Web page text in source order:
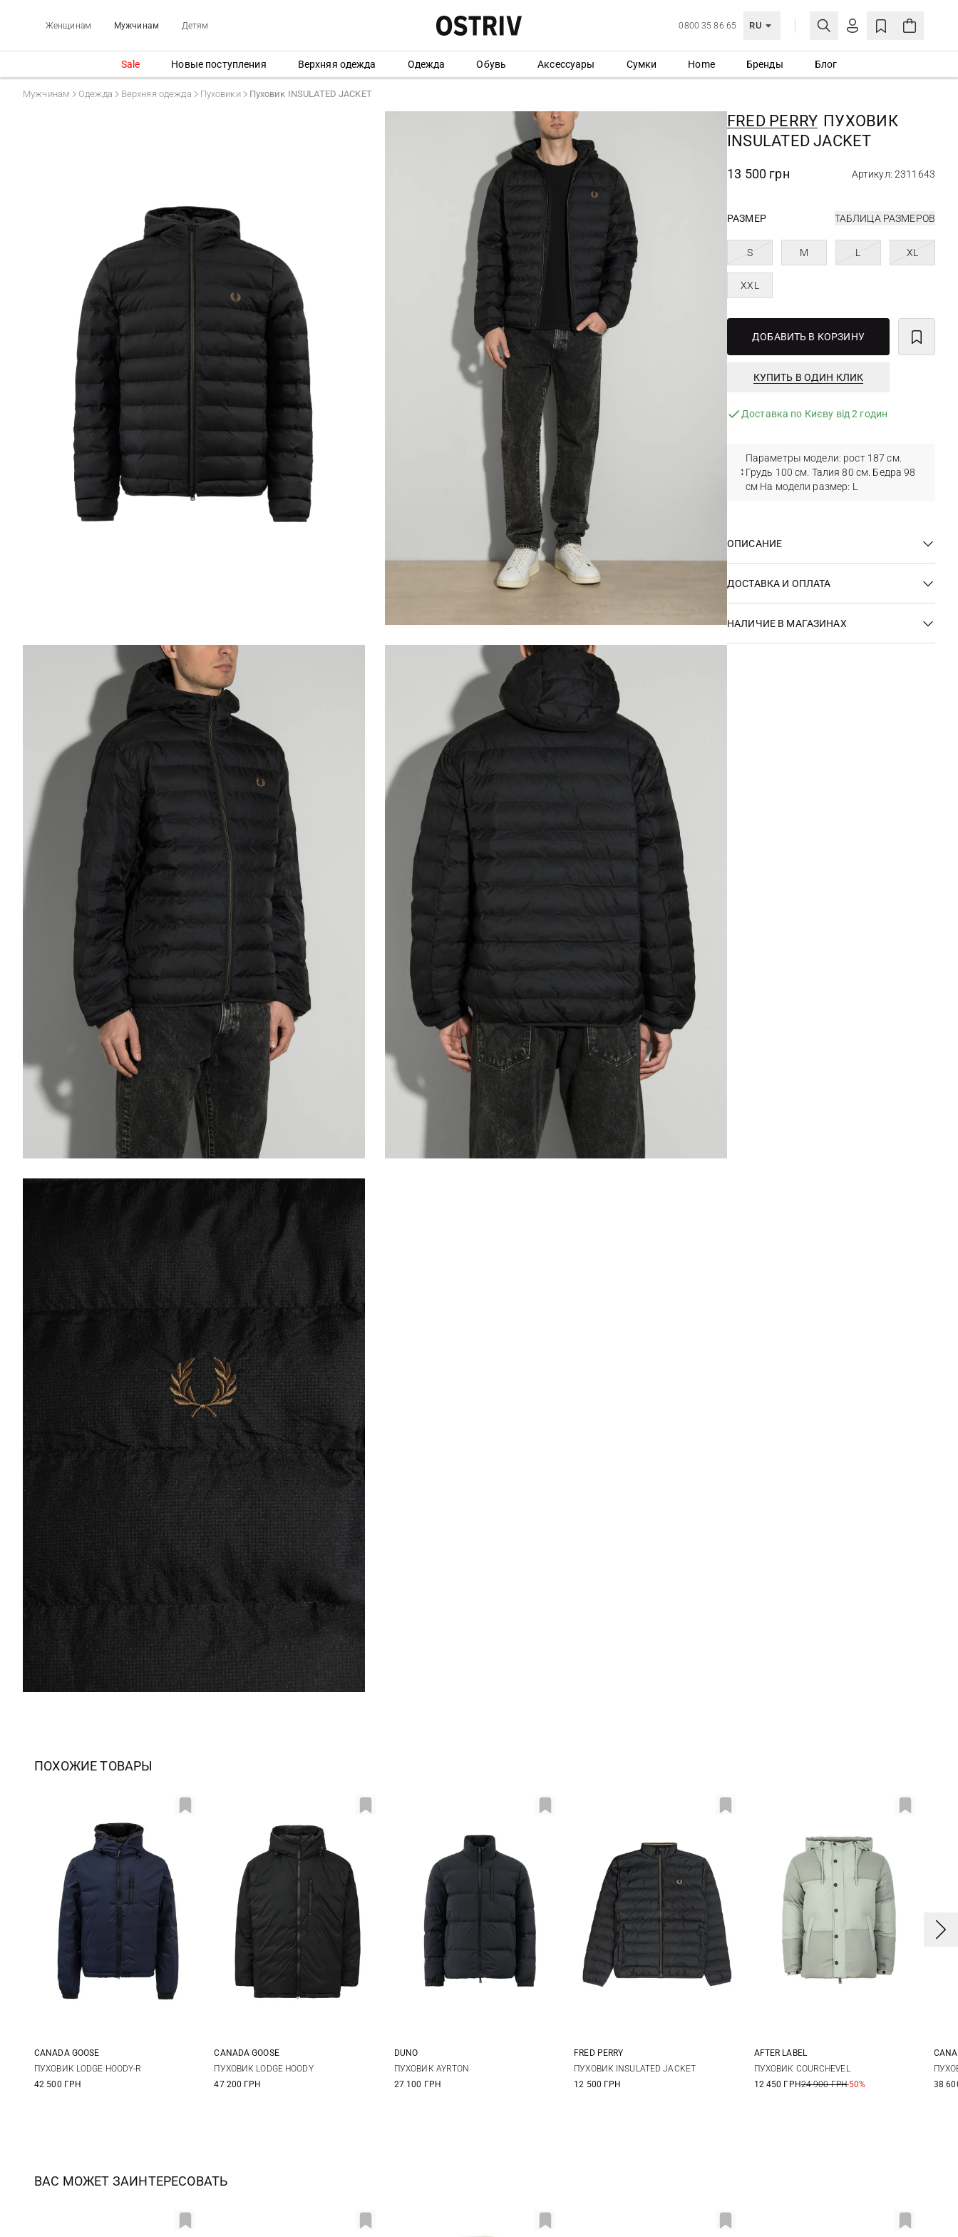
Женщинам Мужчинам Детям 0800 35 86 65 RU
ЛИЧНЫЙ КАБИНЕТ
Еще не зарегистрированы?
СОЗДАТЬ УЧЕТНУЮ ЗАПИСЬ
Sale Новые поступления Верхняя одежда Одежда Обувь Аксессуары Сумки Home Бренды Блог
Мужчинам Одежда Верхняя одежда Пуховики Пуховик INSULATED JACKET
FRED PERRY ПУХОВИК
INSULATED JACKET
13 500 грн Артикул: 2311643
РАЗМЕР ТАБЛИЦА РАЗМЕРОВ
S M L XL
XXL
ДОБАВИТЬ В КОРЗИНУ
КУПИТЬ В ОДИН КЛИК
Доставка по Києву від 2 годин
Параметры модели: рост 187 см.
Грудь 100 см. Талия 80 см. Бедра 98
см На модели размер: L
ОПИСАНИЕ
ДОСТАВКА И ОПЛАТА
НАЛИЧИЕ В МАГАЗИНАХ
ПОХОЖИЕ ТОВАРЫ
S M L
CANADA GOOSE
ПУХОВИК LODGE HOODY-R
42 500 ГРН
S M
CANADA GOOSE
ПУХОВИК LODGE HOODY
47 200 ГРН
48 50
DUNO
ПУХОВИК AYRTON
27 100 ГРН
S M L
FRED PERRY
ПУХОВИК INSULATED JACKET
12 500 ГРН
S M
AFTER LABEL
ПУХОВИК COURCHEVEL
12 450 ГРН24 900 ГРН-50%
S
38
ВАС МОЖЕТ ЗАИНТЕРЕСОВАТЬ